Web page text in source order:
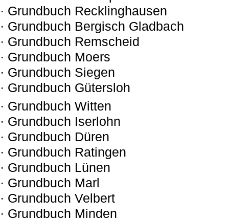
· Grundbuch Recklinghausen
· Grundbuch Bergisch Gladbach
· Grundbuch Remscheid
· Grundbuch Moers
· Grundbuch Siegen
· Grundbuch Gütersloh
· Grundbuch Witten
· Grundbuch Iserlohn
· Grundbuch Düren
· Grundbuch Ratingen
· Grundbuch Lünen
· Grundbuch Marl
· Grundbuch Velbert
· Grundbuch Minden